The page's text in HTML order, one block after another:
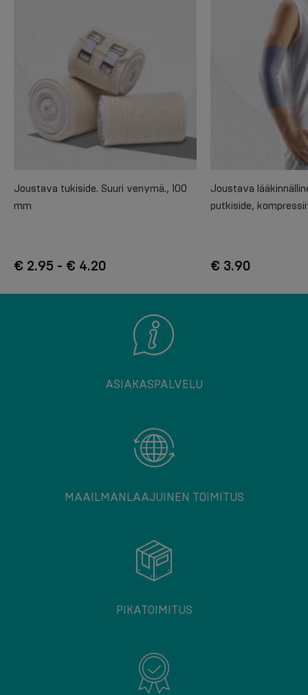
Joustava tukiside. Suuri venymä., 100
mm
€ 2.95 - € 4.20
Joustava
putkiside,
€ 3.90
ASIAKASPALVELU
MAAILMANLAAJUINEN TOIMITUS
PIKATOIMITUS